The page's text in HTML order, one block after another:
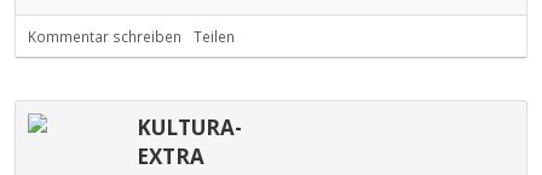
Kommentar schreiben Teilen
KULTURA-
EXTRA